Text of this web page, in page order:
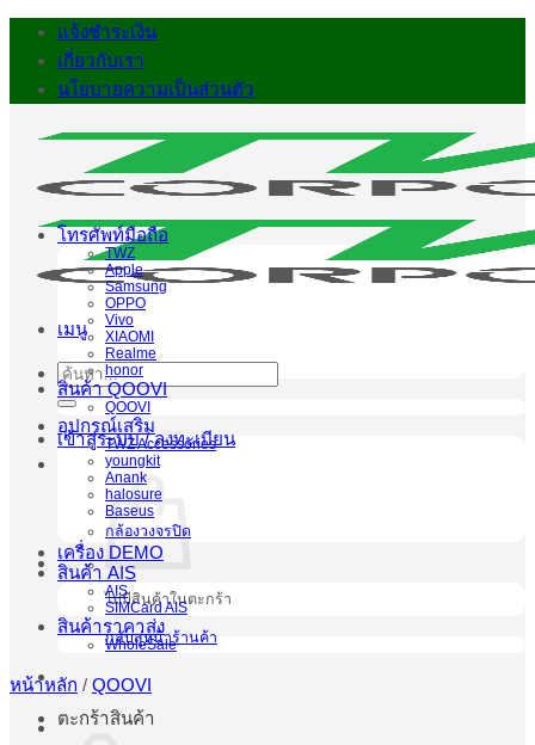
ข้าม
แจ้งชำระเงิน
เกี่ยวกับเรา
นโยบายความเป็นส่วนตัว
เมนู
ค้นหา:
เข้าสู่ระบบ / ลงทะเบียน
ไม่มีสินค้าในตะกร้า
กลับสู่หน้าร้านค้า
ตะกร้าสินค้า
โทรศัพท์มือถือ
TWZ
Apple
Samsung
OPPO
Vivo
XIAOMI
Realme
honor
สินค้า QOOVI
QOOVI
อุปกรณ์เสริม
TWZ Accessories
youngkit
Anank
halosure
Baseus
กล้องวงจรปิด
เครื่อง DEMO
สินค้า AIS
AIS
SIMCard AIS
สินค้าราคาส่ง
WholeSale
หน้าหลัก / QOOVI